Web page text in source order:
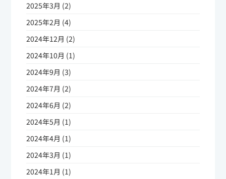
2025年3月 (2)
2025年2月 (4)
2024年12月 (2)
2024年10月 (1)
2024年9月 (3)
2024年7月 (2)
2024年6月 (2)
2024年5月 (1)
2024年4月 (1)
2024年3月 (1)
2024年1月 (1)